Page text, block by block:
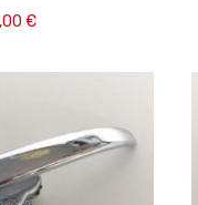
€
Au Panier